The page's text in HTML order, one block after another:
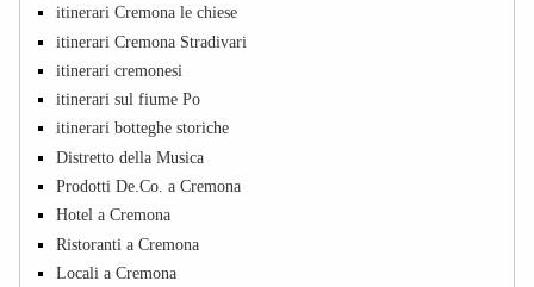
itinerari Cremona le chiese
itinerari Cremona Stradivari
itinerari cremonesi
itinerari sul fiume Po
itinerari botteghe storiche
Distretto della Musica
Prodotti De.Co. a Cremona
Hotel a Cremona
Ristoranti a Cremona
Locali a Cremona